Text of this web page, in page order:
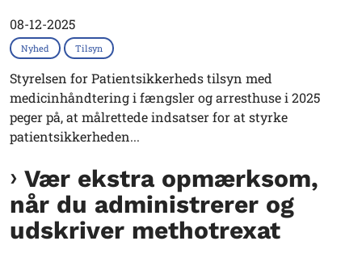
08-12-2025
Nyhed Tilsyn
Styrelsen for Patientsikkerheds tilsyn med
medicinhåndtering i fængsler og arresthuse i 2025
peger på, at målrettede indsatser for at styrke
patientsikkerheden...
Vær ekstra opmærksom,
når du administrerer og
udskriver methotrexat